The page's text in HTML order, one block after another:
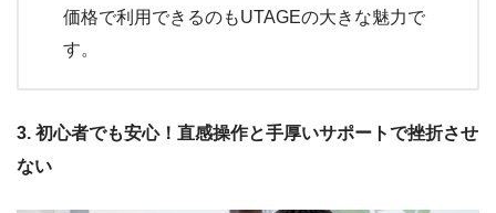
価格で利用できるのもUTAGEの大きな魅力で
す。
3. 初心者でも安心！直感操作と手厚いサポートで挫折させ
ない